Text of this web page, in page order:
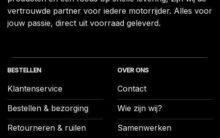
vertrouwde partner voor iedere motorrijder. Alles voor
jouw passie, direct uit voorraad geleverd.
BESTELLEN
Klantenservice
Bestellen & bezorging
Retourneren & ruilen
OVER ONS
Contact
Wie zijn wij?
Samenwerken